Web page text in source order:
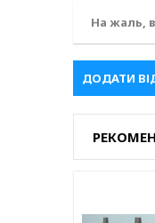
На жаль,
ДОДАТИ